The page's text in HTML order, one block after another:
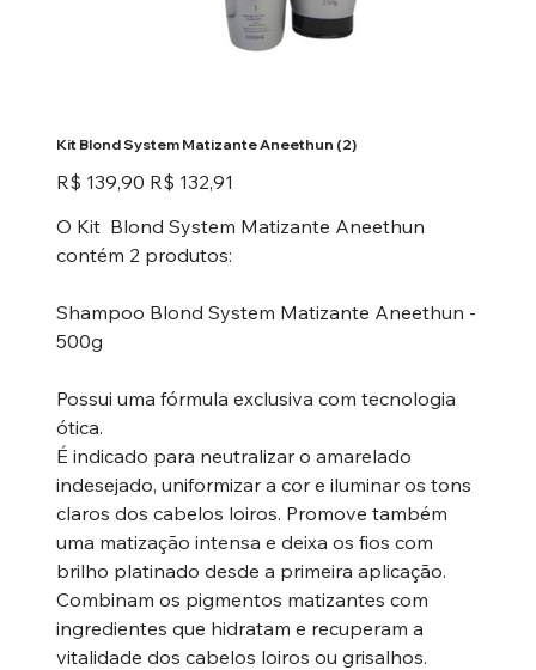
Kit Blond System Matizante Aneethun (2)
Preço
original
R$ 139,90 Preço
promocional
R$ 132,91
O Kit Blond System Matizante Aneethun
contém 2 produtos:
Shampoo Blond System Matizante Aneethun -
500g
Possui uma fórmula exclusiva com tecnologia
ótica.
É indicado para neutralizar o amarelado
indesejado, uniformizar a cor e iluminar os tons
claros dos cabelos loiros. Promove também
uma matização intensa e deixa os fios com
brilho platinado desde a primeira aplicação.
Combinam os pigmentos matizantes com
ingredientes que hidratam e recuperam a
vitalidade dos cabelos loiros ou grisalhos.